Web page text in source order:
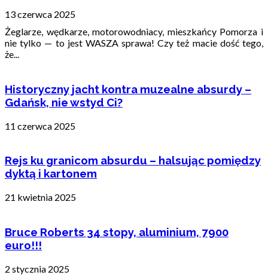
13 czerwca 2025
Żeglarze, wędkarze, motorowodniacy, mieszkańcy Pomorza i
nie tylko — to jest WASZA sprawa! Czy też macie dość tego,
że...
Historyczny jacht kontra muzealne absurdy –
Gdańsk, nie wstyd Ci?
11 czerwca 2025
Rejs ku granicom absurdu – halsując pomiędzy
dyktą i kartonem
21 kwietnia 2025
Bruce Roberts 34 stopy, aluminium, 7900
euro!!!
2 stycznia 2025